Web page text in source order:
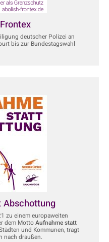
deutscher Polizei an
bis zur Bundestagswahl
zu einem europaweiten
dem MottoAufnahme statt
und Kommunen, tragt
nach draußen.